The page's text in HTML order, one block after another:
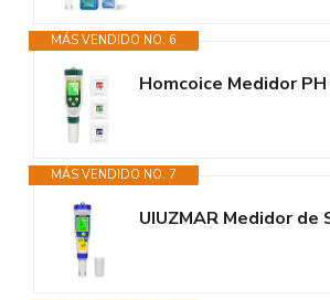
MÁS VENDIDO NO. 6
MÁS VENDIDO NO. 7